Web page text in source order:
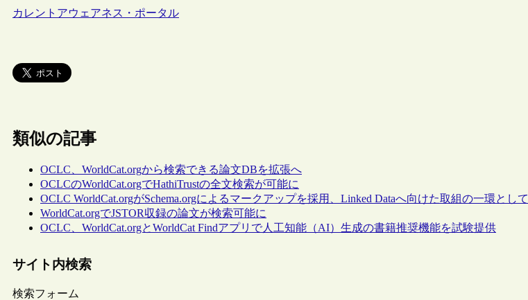
カレントアウェアネス・ポータル
類似の記事
OCLC、WorldCat.orgから検索できる論文DBを拡張へ
OCLCのWorldCat.orgでHathiTrustの全文検索が可能に
OCLC WorldCat.orgがSchema.orgによるマークアップを採用、Linked Dataへ向けた取組の一環として
WorldCat.orgでJSTOR収録の論文が検索可能に
OCLC、WorldCat.orgとWorldCat Findアプリで人工知能（AI）生成の書籍推奨機能を試験提供
サイト内検索
検索フォーム